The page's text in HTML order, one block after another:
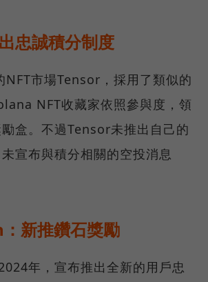
忠誠積分制度
NFT市場Tensor，採用了類似的
NFT收藏家依照參與度，領
盒。不過Tensor未推出自己的
宣布與積分相關的空投消息
新推鑽石獎勵
年，宣布推出全新的用戶忠